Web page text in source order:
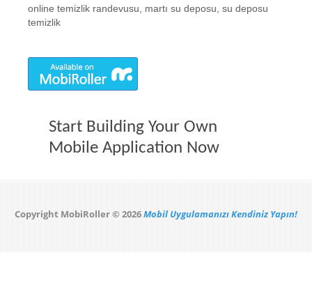
online temizlik randevusu, martı su deposu, su deposu
temizlik
Start Building Your Own
Mobile Application Now
Copyright MobiRoller © 2026Mobil Uygulamanızı Kendiniz Yapın!